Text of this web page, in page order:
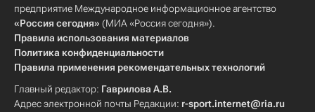
предприятие Международное информационное агентство
«Россия сегодня» (МИА «Россия сегодня»).
Правила использования материалов
Политика конфиденциальности
Правила применения рекомендательных технологий
Главный редактор: Гаврилова А.В.
Адрес электронной почты Редакции: r-sport.internet@ria.ru